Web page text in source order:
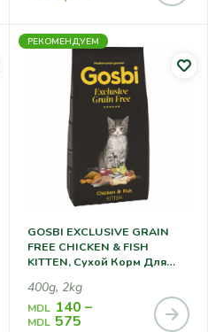
РЕКОМЕНДУЕМ
GOSBI EXCLUSIVE GRAIN
FREE CHICKEN & FISH
KITTEN, Сухой Корм Для
400g, 2kg
MDL 140 –
MDL 575